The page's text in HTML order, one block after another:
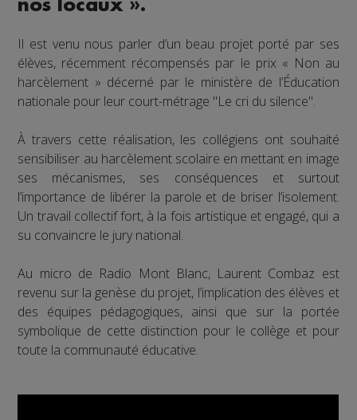
nos locaux ».
Il est venu nous parler d’un beau projet porté par ses
élèves, récemment récompensés par le prix « Non au
harcèlement » décerné par le ministère de l’Éducation
nationale pour leur court-métrage "Le cri du silence".
À travers cette réalisation, les collégiens ont souhaité
sensibiliser au harcèlement scolaire en mettant en image
ses mécanismes, ses conséquences et surtout
l’importance de libérer la parole et de briser l’isolement.
Un travail collectif fort, à la fois artistique et engagé, qui a
su convaincre le jury national.
Au micro de Radio Mont Blanc, Laurent Combaz est
revenu sur la genèse du projet, l’implication des élèves et
des équipes pédagogiques, ainsi que sur la portée
symbolique de cette distinction pour le collège et pour
toute la communauté éducative.